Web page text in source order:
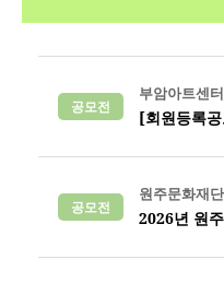
공모전
부암아트센터
[회원등록
공모전
원주문화재단
2026년 원